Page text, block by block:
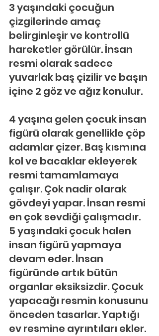
3 yaşındaki çocuğun
çizgilerinde amaç
belirginleşir ve kontrollü
hareketler görülür. İnsan
resmi olarak sadece
yuvarlak baş çizilir ve başın
içine 2 göz ve ağız konulur.
4 yaşına gelen çocuk insan
figürü olarak genellikle çöp
adamlar çizer. Baş kısmına
kol ve bacaklar ekleyerek
resmi tamamlamaya
çalışır. Çok nadir olarak
gövdeyi yapar. İnsan resmi
en çok sevdiği çalışmadır.
5 yaşındaki çocuk halen
insan figürü yapmaya
devam eder. İnsan
figüründe artık bütün
organlar eksiksizdir. Çocuk
yapacağı resmin konusunu
önceden tasarlar. Yaptığı
ev resmine ayrıntıları ekler.